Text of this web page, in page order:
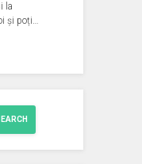
la
și poți…